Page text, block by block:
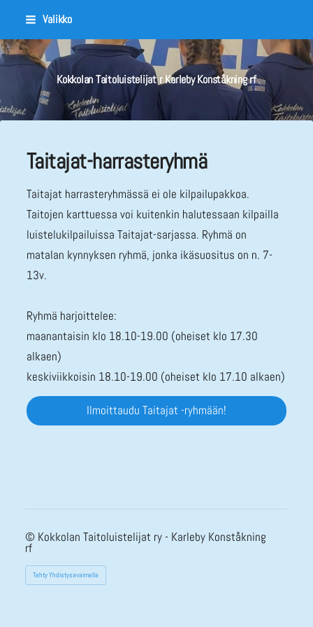
Siirry
sivun
sisältöön
Valikko
Kokkolan Taitoluistelijat r Karleby Konståkning rf
Taitajat-harrasteryhmä
Taitajat harrasteryhmässä ei ole kilpailupakkoa.
Taitojen karttuessa voi kuitenkin halutessaan kilpailla
luistelukilpailuissa Taitajat-sarjassa. Ryhmä on
matalan kynnyksen ryhmä, jonka ikäsuositus on n. 7-
13v.
Ryhmä harjoittelee:
maanantaisin klo 18.10-19.00 (oheiset klo 17.30
alkaen)
keskiviikkoisin 18.10-19.00 (oheiset klo 17.10 alkaen)
Ilmoittaudu Taitajat -ryhmään!
© Kokkolan Taitoluistelijat ry - Karleby Konståkning
rf
Tehty Yhdistysavaimella